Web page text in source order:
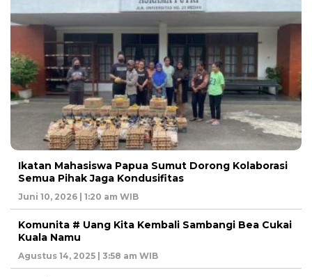
Ikatan Mahasiswa Papua Sumut Dorong Kolaborasi
Semua Pihak Jaga Kondusifitas
Juni 10, 2026 | 1:20 am WIB
Komunita # Uang Kita Kembali Sambangi Bea Cukai
Kuala Namu
Agustus 14, 2025 | 3:58 am WIB